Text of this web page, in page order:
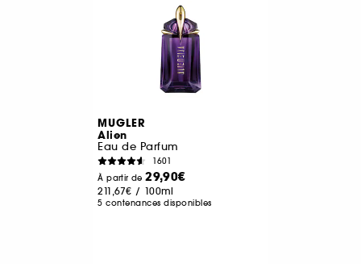
MUGLER
Alien
Eau de Parfum
1601
À partir de29,90€
211,67€ / 100ml
5 contenances disponibles